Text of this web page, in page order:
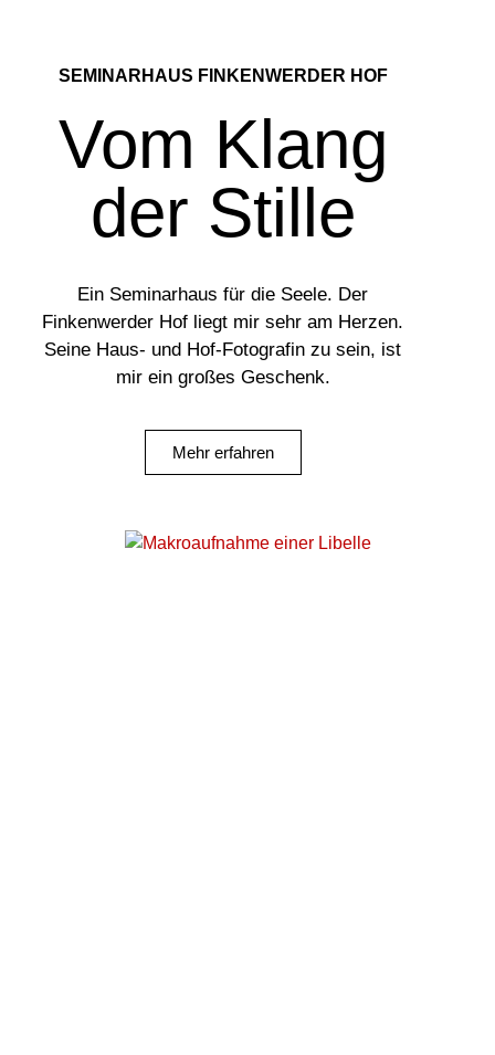
SEMINARHAUS FINKENWERDER HOF
Vom Klang
der Stille
Ein Seminarhaus für die Seele. Der
Finkenwerder Hof liegt mir sehr am Herzen.
Seine Haus- und Hof-Fotografin zu sein, ist
mir ein großes Geschenk.
Mehr erfahren